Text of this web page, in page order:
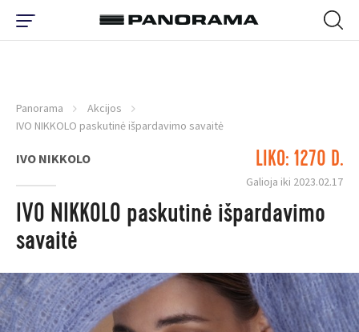
Panorama
Akcijos
IVO NIKKOLO paskutinė išpardavimo savaitė
IVO NIKKOLO LIKO: 1270 D.
Galioja iki 2023.02.17
IVO NIKKOLO paskutinė išpardavimo
savaitė